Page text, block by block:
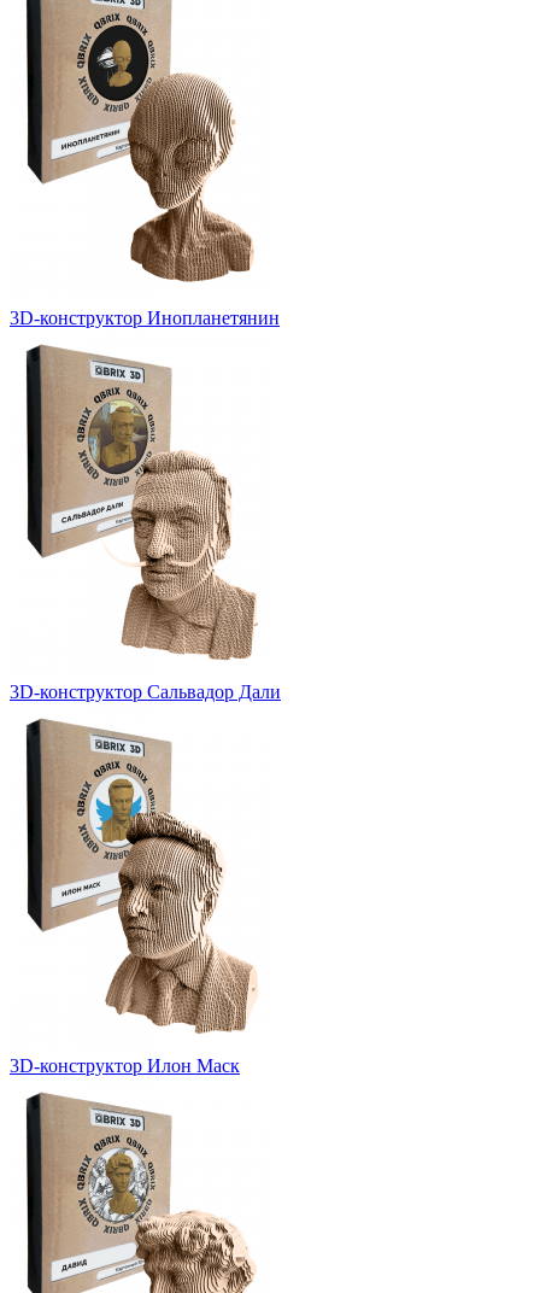
3D-конструктор Инопланетянин
3D-конструктор Сальвадор Дали
3D-конструктор Илон Маск